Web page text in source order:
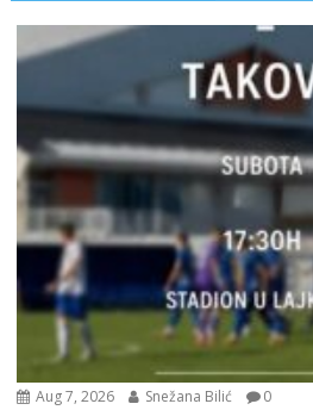
Aug 7, 2026 Snežana Bilić 0